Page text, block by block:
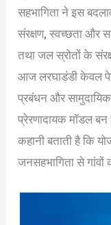
सहभागिता ने इस
संरक्षण, स्वच्छता और
तथा जल स्रोतों के
आज लरघाडंडी केवल
प्रबंधन और
प्रेरणादायक मॉडल
कहानी बताती है कि
जनसहभागिता से गांवों